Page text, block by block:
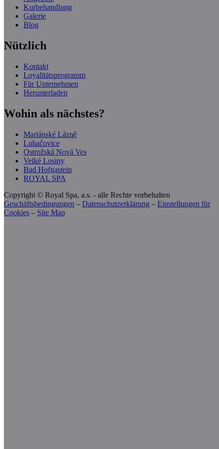
Kurbehandlung
Galerie
Blog
Nützlich
Kontakt
Loyalitätsprogramm
Für Unternehmen
Herunterladen
Wohin als nächstes?
Mariánské Lázně
Luhačovice
Ostrožská Nová Ves
Velké Losiny
Bad Hofgastein
ROYAL SPA
Copyright © Royal Spa, a.s. - alle Rechte vorbehalten
Geschäftsbedingungen – Datenschutzerklärung – Einstellungen für
Cookies – Site Map